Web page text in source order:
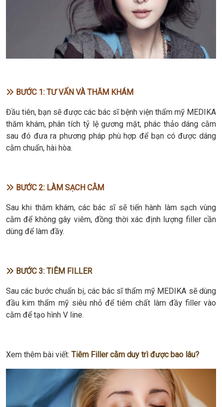
BƯỚC 1: TƯ VẤN VÀ THĂM KHÁM
Đầu tiên, bạn sẽ được các bác sĩ bệnh viện thẩm mỹ MEDIKA
thăm khám, phân tích tỷ lệ gương mặt, phác thảo dáng cằm
sau đó đưa ra phương pháp phù hợp để bạn có được dáng
cằm chuẩn, hài hòa.
BƯỚC 2: LÀM SẠCH CẰM
Sau khi thăm khám, các bác sĩ sẽ tiến hành làm sạch vùng
cằm để không gây viêm, đồng thời xác định lượng filler cần
dùng để làm đầy.
BƯỚC 3: TIÊM FILLER
Sau các bước chuẩn bị, các bác sĩ thẩm mỹ MEDIKA sẽ dùng
đầu kim thẩm mỹ siêu nhỏ để tiêm chất làm đầy filler vào
cằm để tạo hình V line.
Xem thêm bài viết: Tiêm Filler cằm duy trì được bao lâu?